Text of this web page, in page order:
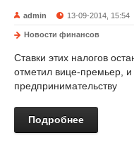
admin 13-09-2014, 15:54
Новости финансов
Ставки этих налогов
отметил вице-премьер, и
предпринимательству
Подробнее